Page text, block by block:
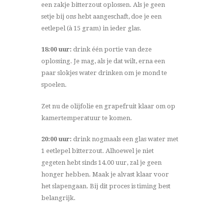
een zakje bitterzout oplossen. Als je geen
setje bij ons hebt aangeschaft, doe je een
eetlepel (à 15 gram) in ieder glas.
18:00 uur: drink één portie van deze
oplossing. Je mag, als je dat wilt, erna een
paar slokjes water drinken om je mond te
spoelen.
Zet nu de olijfolie en grapefruit klaar om op
kamertemperatuur te komen.
20:00 uur: drink nogmaals een glas water met
1 eetlepel bitterzout. Alhoewel je niet
gegeten hebt sinds 14.00 uur, zal je geen
honger hebben. Maak je alvast klaar voor
het slapengaan. Bij dit proces is timing best
belangrijk.